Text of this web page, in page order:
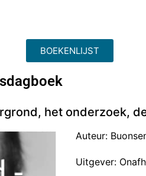
BOEKENLIJST
het onderzoek,
Auteur:
Uitgever: